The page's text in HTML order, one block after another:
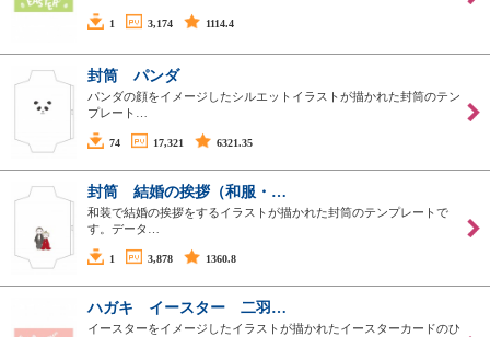
1 3,174 1114.4
封筒 パンダ
パンダの顔をイメージしたシルエットイラストが描かれた封筒のテン
プレート…
74 17,321 6321.35
封筒 結婚の挨拶（和服・…
和装で結婚の挨拶をするイラストが描かれた封筒のテンプレートで
す。データ…
1 3,878 1360.8
ハガキ イースター 二羽…
イースターをイメージしたイラストが描かれたイースターカードのひ